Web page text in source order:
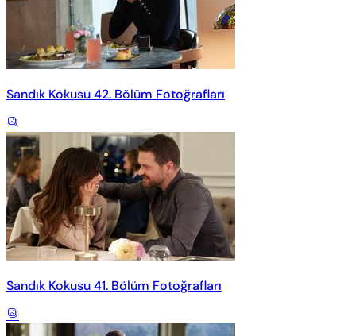
Sandık Kokusu 42. Bölüm Fotoğrafları
Sandık Kokusu 41. Bölüm Fotoğrafları